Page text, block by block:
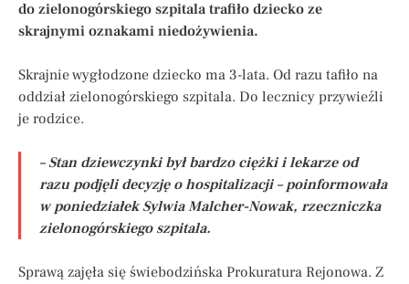
do zielonogórskiego szpitala trafiło dziecko ze
skrajnymi oznakami niedożywienia.
Skrajnie wygłodzone dziecko ma 3-lata. Od razu tafiło na
oddział zielonogórskiego szpitala. Do lecznicy przywieźli
je rodzice.
– Stan dziewczynki był bardzo ciężki i lekarze od
razu podjęli decyzję o hospitalizacji – poinformowała
w poniedziałek Sylwia Malcher-Nowak, rzeczniczka
zielonogórskiego szpitala.
Sprawą zajęła się świebodzińska Prokuratura Rejonowa. Z